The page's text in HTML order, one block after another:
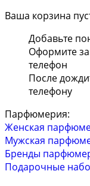
Ваша корзина
Добавьте
Оформите
телефон
После
телефону
Парфюмерия:
Женская
Мужская
Бренды
Подарочные